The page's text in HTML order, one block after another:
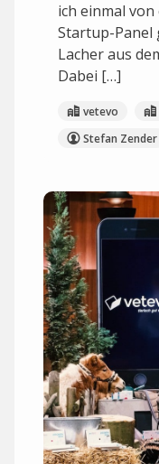
ich einmal
Startup-Panel
Lacher aus
Dabei […]
vetevo
Stefan Zender